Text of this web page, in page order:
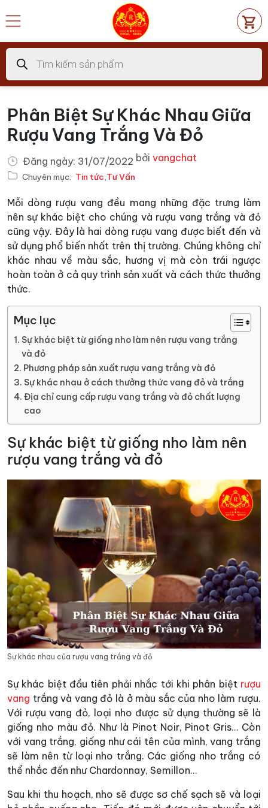
đến
dung
Tìm
kiếm
sản
phẩm
Phân Biệt Sự Khác Nhau Giữa
Rượu Vang Trắng Và Đỏ
Đăng ngày: 31/07/2022 bởi vangchat
Chuyên mục: Tin tức,Tư Vấn
Mỗi dòng rượu vang đều mang những đặc trưng làm
nên sự khác biệt cho chúng và rượu vang trắng và đỏ
cũng vậy. Đây là hai dòng rượu vang được biết đến và
sử dụng phổ biến nhất trên thị trường. Chúng không chỉ
khác nhau về màu sắc, hương vị mà còn trái ngược
hoàn toàn ở cả quy trình sản xuất và cách thức thưởng
thức.
Mục lục
Sự khác biệt từ giống nho làm nên rượu vang trắng
và đỏ
Phương pháp sản xuất rượu vang trắng và đỏ
Sự khác nhau ở cách thưởng thức vang đỏ và trắng
Địa chỉ cung cấp rượu vang trắng và đỏ chất lượng
cao
Sự khác biệt từ giống nho làm nên
rượu vang trắng và đỏ
Sự khác nhau của rượu vang trắng và đỏ
Sự khác biệt đầu tiên phải nhắc tới khi phân biệt rượu
vang trắng và vang đỏ là ở màu sắc của nho làm rượu.
Với rượu vang đỏ, loại nho được sử dụng thường sẽ là
giống nho màu đỏ. Như là Pinot Noir, Pinot Gris… Còn
với vang trắng, giống như cái tên của mình, vang trắng
sẽ làm nên từ loại nho trắng. Các giống nho trắng có
thể nhắc đến như Chardonnay, Semillon…
Sau khi thu hoạch, nho sẽ được sơ chế sạch sẽ và loại